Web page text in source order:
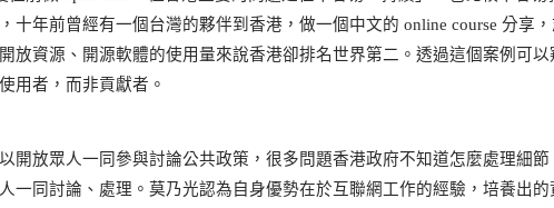
十年前曾經有一個台灣的夥伴到香港，做一個中文的 online course 分享，
放資源、開源軟體的使用量來說香港卻排名世界第二。透過這個案例可以
用者，而非貢獻者。
開放眾人一同參與討論公共政策，很多問題香港政府不知道怎麼處理細節
一同討論、處理。莫乃光認為自身優勢在於互聯網工作的經驗，培養出的